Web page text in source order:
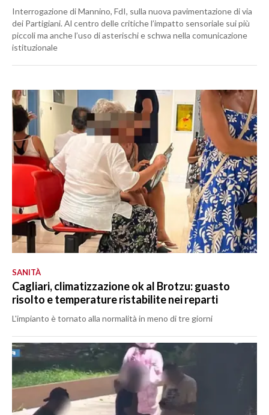
Interrogazione di Mannino, FdI, sulla nuova pavimentazione di via
dei Partigiani. Al centro delle critiche l’impatto sensoriale sui più
piccoli ma anche l’uso di asterischi e schwa nella comunicazione
istituzionale
SANITÀ
Cagliari, climatizzazione ok al Brotzu: guasto
risolto e temperature ristabilite nei reparti
L'impianto è tornato alla normalità in meno di tre giorni